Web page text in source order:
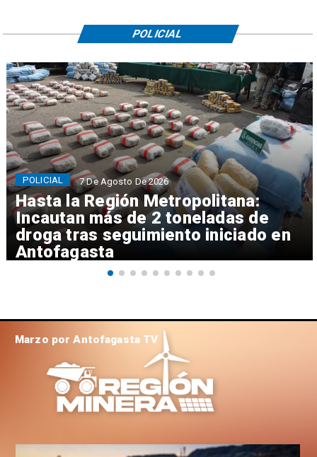
Hasta la Región Metropolitana:
Incautan más de 2 toneladas de
droga tras seguimiento iniciado en
Antofagasta
POLICIAL 7 De Agosto De 2026
POLICIAL
Marzo por Antofagasta TV